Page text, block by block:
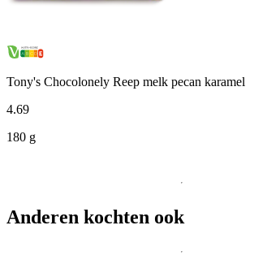
Tony's Chocolonely Reep melk pecan karamel
4.69
180 g
Anderen kochten ook